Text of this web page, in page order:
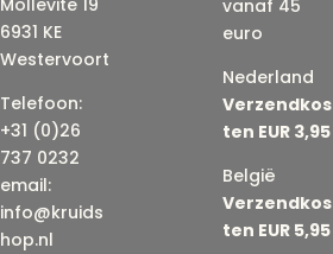
6931 KE
Westervoort
Telefoon:
+31 (0)26
737 0232
email:
info@kruids
hop.nl
vanaf 45
euro
Nederland
Verzendkos
ten EUR 3,95
België
Verzendkos
ten EUR 5,95